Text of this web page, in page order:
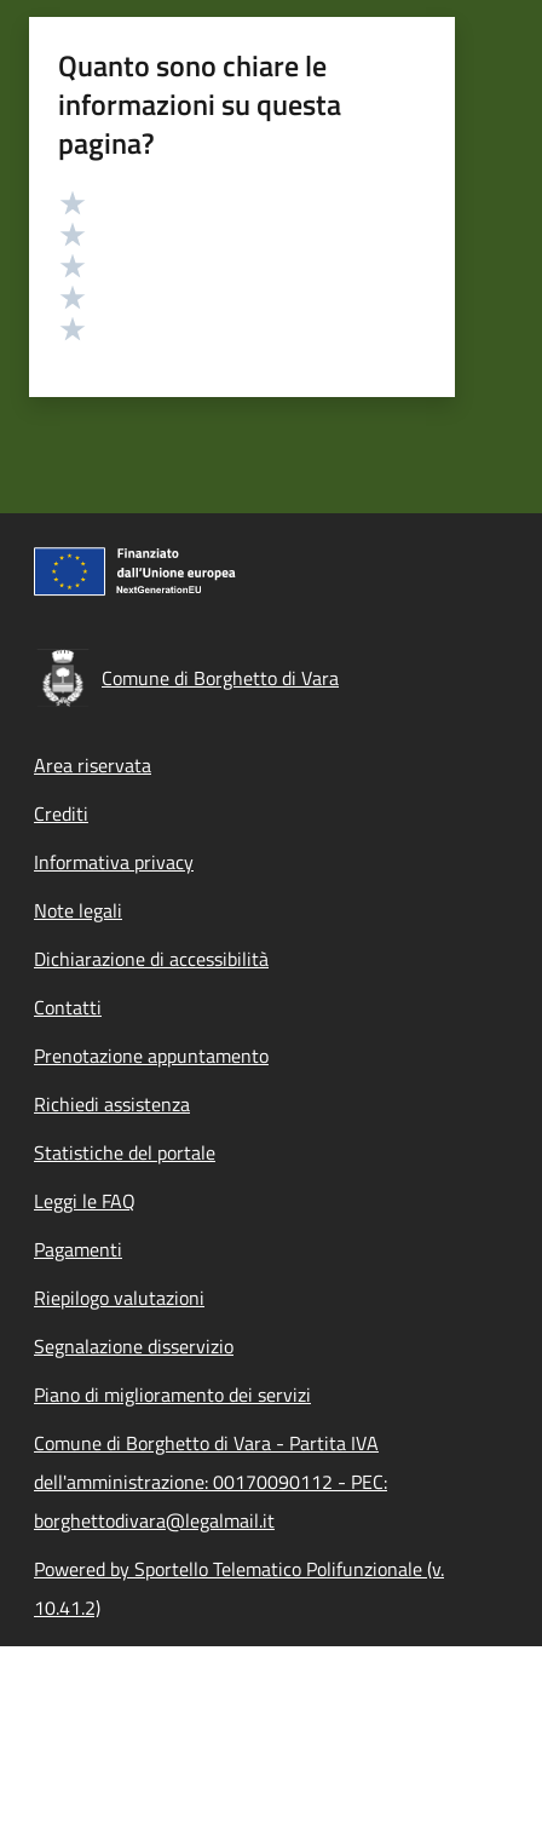
Quanto sono chiare le
informazioni su questa
pagina?
Valutazione
Comune di Borghetto di Vara
Footer menu
Area riservata
Crediti
Informativa privacy
Note legali
Dichiarazione di accessibilità
Contatti
Prenotazione appuntamento
Richiedi assistenza
Statistiche del portale
Leggi le FAQ
Pagamenti
Riepilogo valutazioni
Segnalazione disservizio
Piano di miglioramento dei servizi
Comune di Borghetto di Vara - Partita IVA
dell'amministrazione: 00170090112 - PEC:
borghettodivara@legalmail.it
Powered by Sportello Telematico Polifunzionale (v.
10.41.2)